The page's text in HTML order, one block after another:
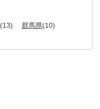
(13) 群馬県(10)